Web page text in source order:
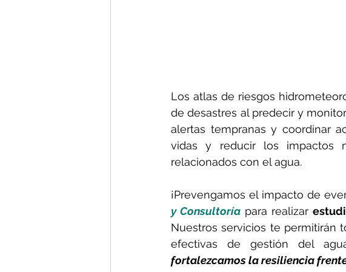
Los atlas de riesgos
de desastres al predecir y
alertas tempranas y coordinar
vidas y reducir los impactos
relacionados con el agua.
¡Prevengamos el impacto de
y Consultoría para realizar
Nuestros servicios te permitirán
efectivas de gestión del
fortalezcamos la resiliencia